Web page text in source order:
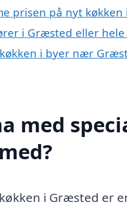
prisen på nyt køkken
i Græsted eller
i byer nær
med
i Græsted er